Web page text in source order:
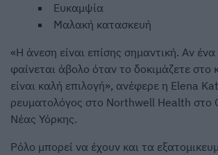
Ευκαμψία
Μαλακή κατασκευή
«Η άνεση είναι επίσης σημαντική. Αν
φαίνεται άβολο όταν το δοκιμάζετε στο
είναι καλή επιλογή», ανέφερε η Elena
ρευματολόγος στο Northwell Health στο
Νέας Υόρκης.
Ρόλο μπορεί να έχουν και τα